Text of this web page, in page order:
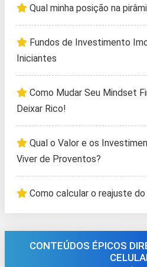
Qual minha posição na
Fundos de Investimento
Iniciantes
Como Mudar Seu Mindset
Deixar Rico!
Qual o Valor e os
Viver de Proventos?
Como calcular o reajuste do
CONTEÚDOS ÉPICOS